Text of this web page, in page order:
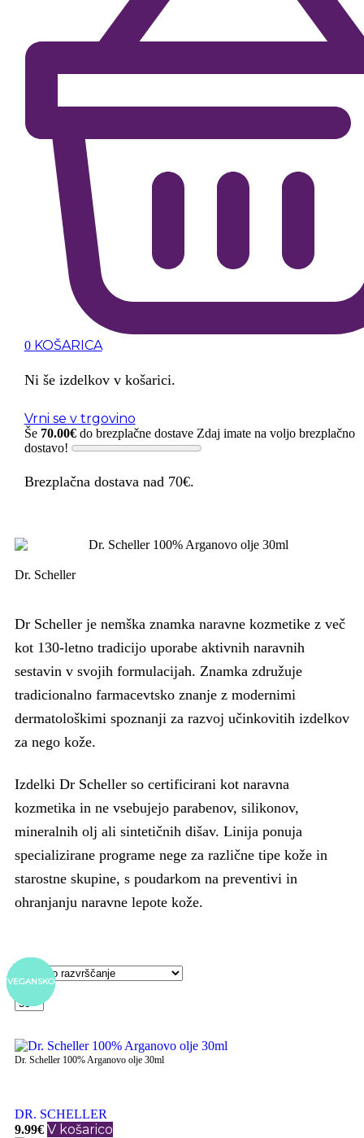
0 KOŠARICA
Ni še izdelkov v košarici.
Vrni se v trgovino
Še 70.00€do brezplačne dostave Zdaj imate na voljo brezplačno
dostavo!
Brezplačna dostava nad 70€.
Dr. Scheller
Dr Scheller je nemška znamka naravne kozmetike z več
kot 130-letno tradicijo uporabe aktivnih naravnih
sestavin v svojih formulacijah. Znamka združuje
tradicionalno farmacevtsko znanje z modernimi
dermatološkimi spoznanji za razvoj učinkovitih izdelkov
za nego kože.
Izdelki Dr Scheller so certificirani kot naravna
kozmetika in ne vsebujejo parabenov, silikonov,
mineralnih olj ali sintetičnih dišav. Linija ponuja
specializirane programe nege za različne tipe kože in
starostne skupine, s poudarkom na preventivi in
ohranjanju naravne lepote kože.
Pokaži
VEGANSKO
Dr. Scheller 100% Arganovo olje 30ml
DR. SCHELLER
9.99€ V košarico
VEGANSKO
VEGANSKO
VEGANSKO
VEGANSKO
VEGANSKO
VEGANSKO
VEGANSKO
VEGANSKO
VEGANSKO
VEGANSKO
VEGANSKO
VEGANSKO
VEGANSKO
VEGANSKO
VEGANSKO
VEGANSKO
VEGANSKO
VEGANSKO